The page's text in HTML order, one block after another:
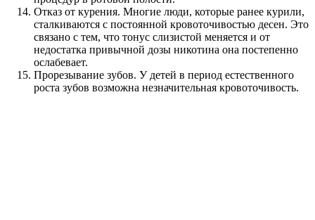
Отказ от курения. Многие люди, которые ранее курили,
сталкиваются с постоянной кровоточивостью десен. Это
связано с тем, что тонус слизистой меняется и от
недостатка привычной дозы никотина она постепенно
ослабевает.
Прорезывание зубов. У детей в период естественного
роста зубов возможна незначительная кровоточивость.